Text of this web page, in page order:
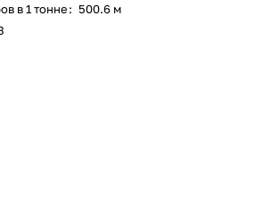
в 1 тонне: 500.6 м